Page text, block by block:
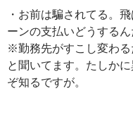
・お前は騙されてる。
ーンの支払いどうするん
※勤務先がすこし変わ
と聞いてます。たしか
ぞ知るですが。